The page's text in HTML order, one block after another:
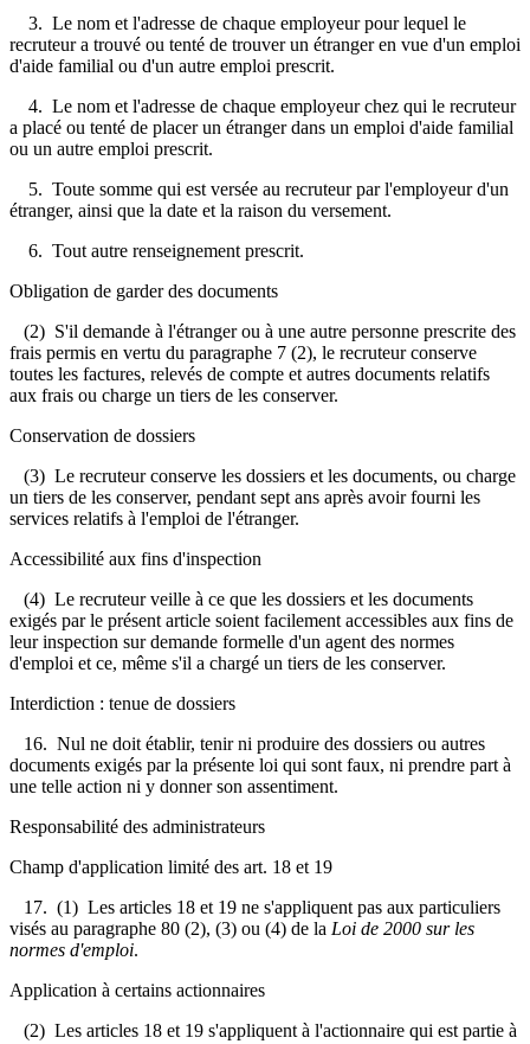
3. Le nom et l'adresse de chaque employeur pour lequel le
recruteur a trouvé ou tenté de trouver un étranger en vue d'un emploi
d'aide familial ou d'un autre emploi prescrit.
4. Le nom et l'adresse de chaque employeur chez qui le recruteur
a placé ou tenté de placer un étranger dans un emploi d'aide familial
ou un autre emploi prescrit.
5. Toute somme qui est versée au recruteur par l'employeur d'un
étranger, ainsi que la date et la raison du versement.
6. Tout autre renseignement prescrit.
Obligation de garder des documents
(2) S'il demande à l'étranger ou à une autre personne prescrite des
frais permis en vertu du paragraphe 7 (2), le recruteur conserve
toutes les factures, relevés de compte et autres documents relatifs
aux frais ou charge un tiers de les conserver.
Conservation de dossiers
(3) Le recruteur conserve les dossiers et les documents, ou charge
un tiers de les conserver, pendant sept ans après avoir fourni les
services relatifs à l'emploi de l'étranger.
Accessibilité aux fins d'inspection
(4) Le recruteur veille à ce que les dossiers et les documents
exigés par le présent article soient facilement accessibles aux fins de
leur inspection sur demande formelle d'un agent des normes
d'emploi et ce, même s'il a chargé un tiers de les conserver.
Interdiction : tenue de dossiers
16. Nul ne doit établir, tenir ni produire des dossiers ou autres
documents exigés par la présente loi qui sont faux, ni prendre part à
une telle action ni y donner son assentiment.
Responsabilité des administrateurs
Champ d'application limité des art. 18 et 19
17. (1) Les articles 18 et 19 ne s'appliquent pas aux particuliers
visés au paragraphe 80 (2), (3) ou (4) de la Loi de 2000 sur les
normes d'emploi.
Application à certains actionnaires
(2) Les articles 18 et 19 s'appliquent à l'actionnaire qui est partie à